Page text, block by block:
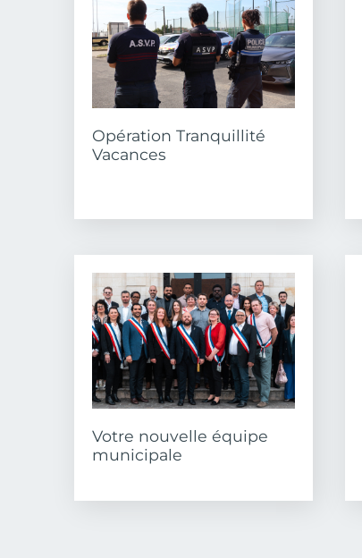
Opération Tranquillité
Vacances
Votre nouvelle équipe
municipale